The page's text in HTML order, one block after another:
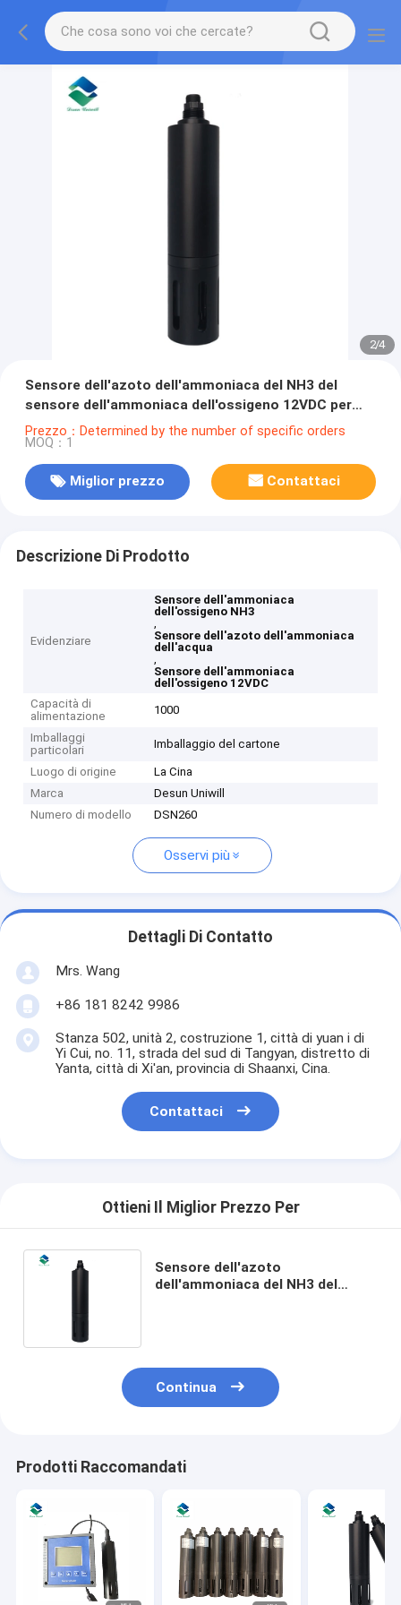
2/4
Sensore dell'azoto dell'ammoniaca del NH3 del
sensore dell'ammoniaca dell'ossigeno 12VDC per
acqua
Prezzo：Determined by the number of specific orders
MOQ：1
Miglior prezzo Contattaci
Descrizione Di Prodotto
Evidenziare
Sensore dell'ammoniaca
dell'ossigeno NH3
,
Sensore dell'azoto dell'ammoniaca
dell'acqua
,
Sensore dell'ammoniaca
dell'ossigeno 12VDC
Capacità di
alimentazione
1000
Imballaggi
particolari
Imballaggio del cartone
Luogo di origine
La Cina
Marca
Desun Uniwill
Numero di modello
DSN260
Osservi più
Dettagli Di Contatto
Mrs. Wang
+86 181 8242 9986
Stanza 502, unità 2, costruzione 1, città di yuan i di
Yi Cui, no. 11, strada del sud di Tangyan, distretto di
Yanta, città di Xi'an, provincia di Shaanxi, Cina.
Contattaci
Ottieni Il Miglior Prezzo Per
Sensore dell'azoto
dell'ammoniaca del NH3 del
Continua
Prodotti Raccomandati